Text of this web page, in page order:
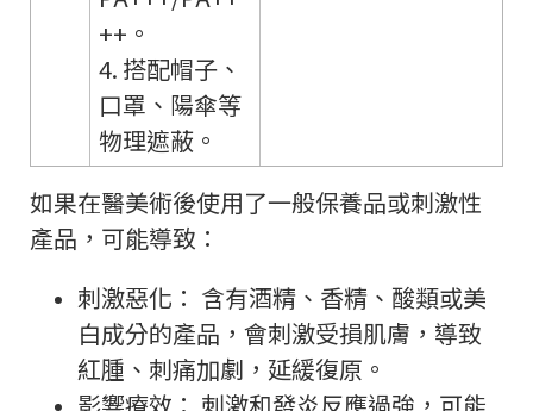
++。
4. 搭配帽子、
口罩、陽傘等
物理遮蔽。
如果在醫美術後使用了一般保養品或刺激性
產品，可能導致：
刺激惡化： 含有酒精、香精、酸類或美
白成分的產品，會刺激受損肌膚，導致
紅腫、刺痛加劇，延緩復原。
影響療效： 刺激和發炎反應過強，可能